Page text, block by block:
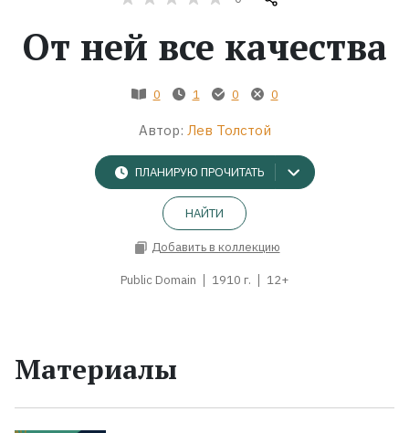
Жанры
Коллекции
От ней все качества
0 1 0 0
Автор: Лев Толстой
ПЛАНИРУЮ ПРОЧИТАТЬ
НАЙТИ
Добавить в коллекцию
Public Domain 1910 г. 12+
Материалы